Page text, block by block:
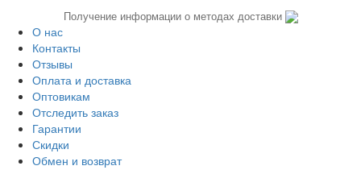
Получение информации о методах доставки
О нас
Контакты
Отзывы
Оплата и доставка
Оптовикам
Отследить заказ
Гарантии
Скидки
Обмен и возврат